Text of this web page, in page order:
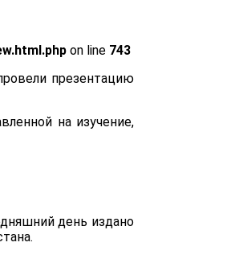
on line 743
презентацию
на изучение,
день издано